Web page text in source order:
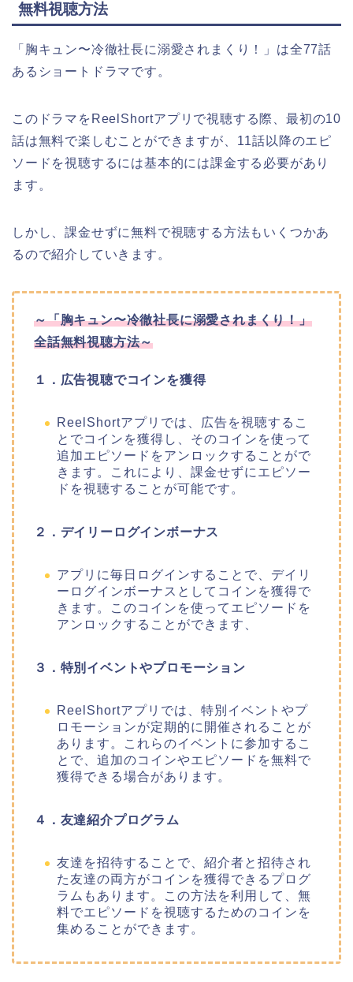
無料視聴方法
「胸キュン〜冷徹社長に溺愛されまくり！ 」 は全77話
あるショートドラマです。
このドラマをReelShortアプリで視聴する際、最初の10
話は無料で楽しむことができますが、11話以降のエピ
ソードを視聴するには基本的には課金する必要があり
ます。
しかし、課金せずに無料で視聴する方法もいくつかあ
るので紹介していきます。
～「胸キュン〜冷徹社長に溺愛されまくり！」
全話無料視聴方法～
１．広告視聴でコインを獲得
ReelShortアプリでは、広告を視聴するこ
とでコインを獲得し、そのコインを使って
追加エピソードをアンロックすることがで
きます。これにより、課金せずにエピソー
ドを視聴することが可能です。
２．デイリーログインボーナス
アプリに毎日ログインすることで、デイリ
ーログインボーナスとしてコインを獲得で
きます。このコインを使ってエピソードを
アンロックすることができます、
３．特別イベントやプロモーション
ReelShortアプリでは、特別イベントやプ
ロモーションが定期的に開催されることが
あります。これらのイベントに参加するこ
とで、追加のコインやエピソードを無料で
獲得できる場合があります。
４．友達紹介プログラム
友達を招待することで、紹介者と招待され
た友達の両方がコインを獲得できるプログ
ラムもあります。この方法を利用して、無
料でエピソードを視聴するためのコインを
集めることができます。